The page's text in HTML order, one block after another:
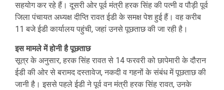
सहयोग कर रहे हैं। दूसरी ओर पूर्व मंत्री हरक सिंह की पत्नी व पौड़ी पूर्व
जिला पंचायत अध्यक्ष दीप्ति रावत ईडी के समक्ष पेश हुई हैं। वह करीब
11 बजे ईडी कार्यालय पहुंची, जहां उनसे पूछताछ की जा रही है।
इस मामले में होनी है पूछताछ
सूत्र के अनुसार, हरक सिंह रावत से 14 फरवरी को छापेमारी के दौरान
ईडी की ओर से बरामद दस्तावेज, नकदी व गहनों के संबंध में पूछताछ की
जानी है। इससे पहले ईडी ने पूर्व वन मंत्री हरक सिंह रावत, उनके